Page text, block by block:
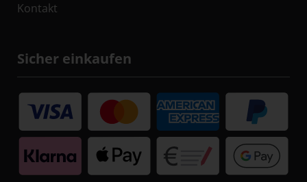
Kontakt
Sicher einkaufen